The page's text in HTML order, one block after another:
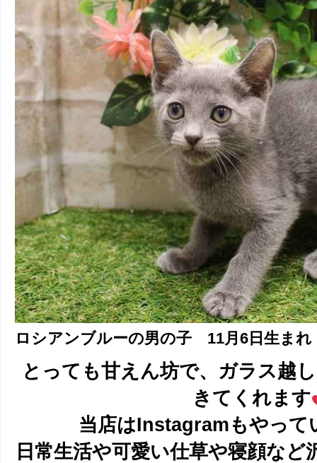
ロシアンブルーの男の子 11月6日生まれ
とっても甘えん坊で、ガラス越
きてくれます
当店はInstagramもやっ
日常生活や可愛い仕草や寝顔な